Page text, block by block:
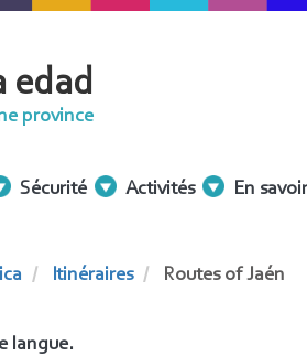
edad
province
Sécurité Activités En
Itinéraires Routes of Jaén
langue.